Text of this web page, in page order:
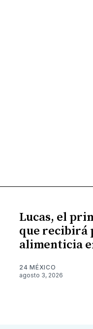
Lucas, el
que recibirá
alimenticia
24 MÉXICO
agosto 3, 2026